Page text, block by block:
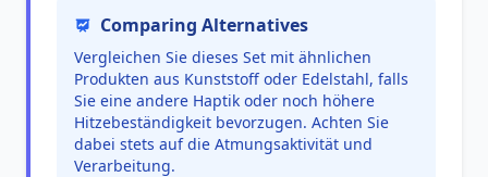
Comparing Alternatives
Vergleichen Sie dieses Set mit ähnlichen
Produkten aus Kunststoff oder Edelstahl, falls
Sie eine andere Haptik oder noch höhere
Hitzebeständigkeit bevorzugen. Achten Sie
dabei stets auf die Atmungsaktivität und
Verarbeitung.